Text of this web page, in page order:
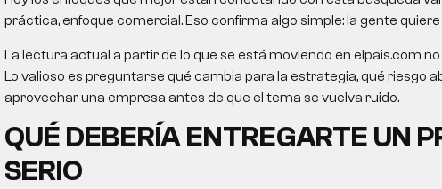
práctica, enfoque comercial. Eso confirma algo simple: la gente
La lectura actual a partir de lo que se está moviendo en elpais.com
Lo valioso es preguntarse qué cambia para la estrategia, qué riesgo
aprovechar una empresa antes de que el tema se vuelva ruido.
QUÉ DEBERÍA ENTREGARTE UN
SERIO